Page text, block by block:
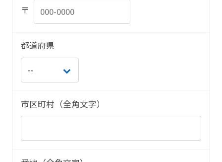
〒
都道府県
市区町村（全角文字）